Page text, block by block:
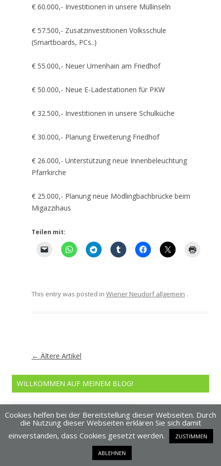
€ 60.000,- Investitionen in unsere Müllinseln
€ 57.500,- Zusatzinvestitionen Volksschule
(Smartboards, PCs..)
€ 55.000,- Neuer Urnenhain am Friedhof
€ 50.000,- Neue E-Ladestationen für PKW
€ 32.500,- Investitionen in unsere Schulküche
€ 30.000,- Planung Erweiterung Friedhof
€ 26.000,- Unterstützung neue Innenbeleuchtung
Pfarrkirche
€ 25.000,- Planung neue Mödlingbachbrücke beim
Migazzihaus
Teilen mit:
This entry was posted in Wiener Neudorf allgemein .
Artikel-
← Ältere Artikel
WILLKOMMEN AUF MEINEM BLOG!
Cookies helfen bei der Bereitstellung dieser Webseiten. Durch
die Nutzung dieser Webseiten erklären Sie sich damit
einverstanden, dass Cookies gesetzt werden.
ZUSTIMMEN
ABLEHNEN